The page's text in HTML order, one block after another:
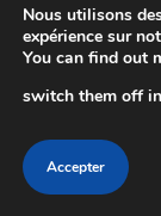
Disponible
|{Photographie/
|{Photographie/
Disponible à la
|{Photographie/
Nous utilisons
expérience sur
You can find out
switch them off in
Accepter